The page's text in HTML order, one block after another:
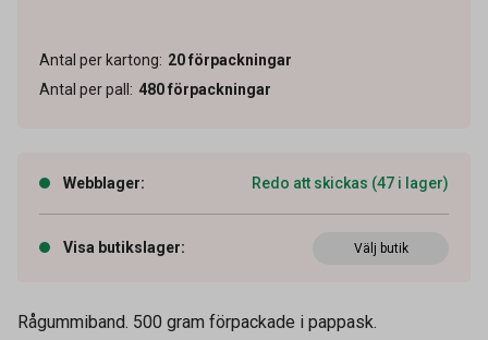
Antal per kartong: 20förpackningar
Antal per pall : 480förpackningar
Webblager: Redo att skickas (47 i lager)
Visa butikslager: Välj butik
Rågummiband. 500 gram förpackade i pappask.
OEM-nummer 63120064
Leverantörens
63120064